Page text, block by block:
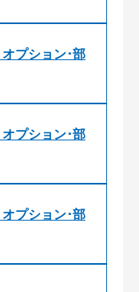
プション･部
プション･部
プション･部